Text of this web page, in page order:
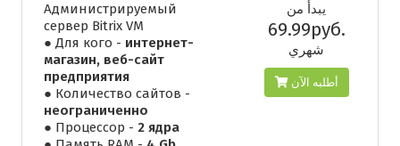
Администрируемый
сервер Bitrix VM
● Для кого - интернет-
магазин, веб-сайт
предприятия
● Количество сайтов -
неограниченно
● Процессор - 2 ядра
يبدأ من
69.99руб.
شهري
أطلبه الآن